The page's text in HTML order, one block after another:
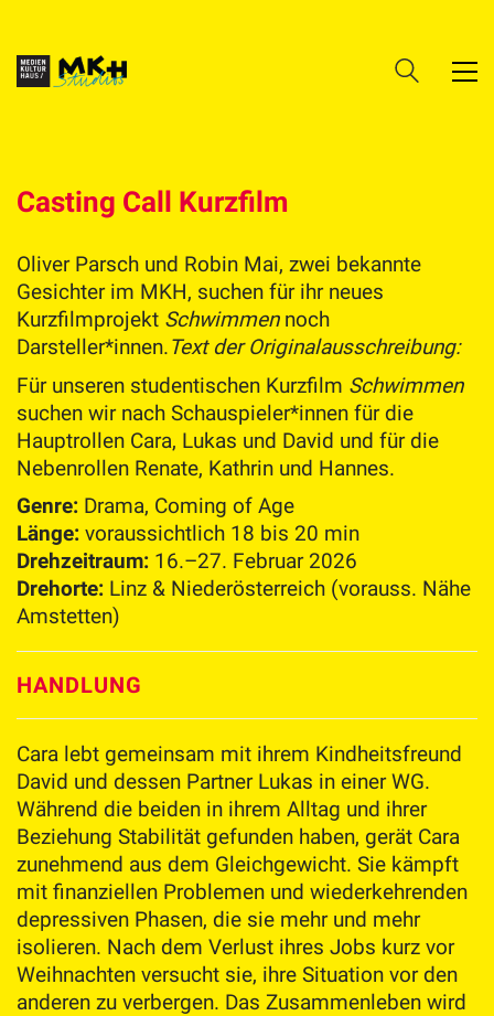
Casting Call Kurzfilm
Oliver Parsch und Robin Mai, zwei bekannte
Gesichter im MKH, suchen für ihr neues
Kurzfilmprojekt Schwimmennoch
Darsteller*innen.Text der Originalausschreibung:
Für unseren studentischen Kurzfilm Schwimmen
suchen wir nach Schauspieler*innen für die
Hauptrollen Cara, Lukas und David und für die
Nebenrollen Renate, Kathrin und Hannes.
Genre: Drama, Coming of Age
Länge: voraussichtlich 18 bis 20 min
Drehzeitraum: 16.–27. Februar 2026
Drehorte: Linz & Niederösterreich (vorauss. Nähe
Amstetten)
HANDLUNG
Cara lebt gemeinsam mit ihrem Kindheitsfreund
David und dessen Partner Lukas in einer WG.
Während die beiden in ihrem Alltag und ihrer
Beziehung Stabilität gefunden haben, gerät Cara
zunehmend aus dem Gleichgewicht. Sie kämpft
mit finanziellen Problemen und wiederkehrenden
depressiven Phasen, die sie mehr und mehr
isolieren. Nach dem Verlust ihres Jobs kurz vor
Weihnachten versucht sie, ihre Situation vor den
anderen zu verbergen. Das Zusammenleben wird